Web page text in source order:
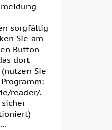
sorgfältig
Sie am
Button
dort
Sie
reader/.